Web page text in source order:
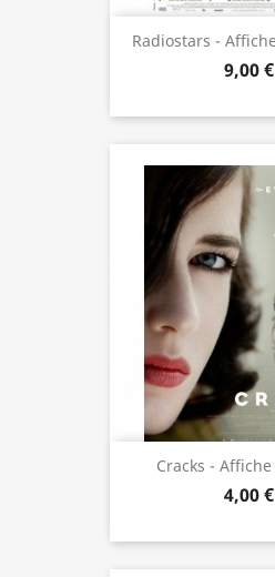
Radiostars -
9,00 €
Cracks -
4,00 €